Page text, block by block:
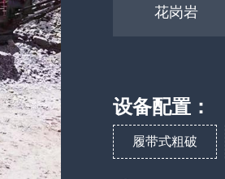
花岗岩
设备配置：
履带式粗破